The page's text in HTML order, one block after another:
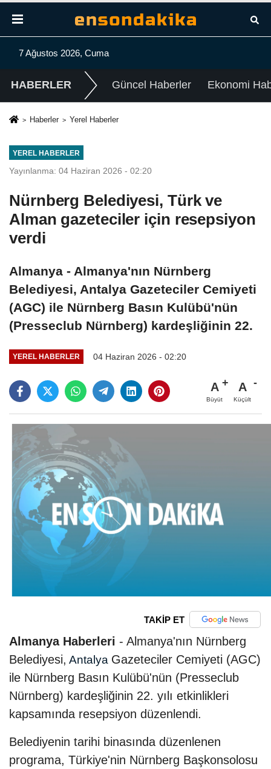
7 Ağustos 2026, Cuma
HABERLER Güncel Haberler Ekonomi
Haberler Yerel Haberler
YEREL HABERLER
Yayınlanma: 04 Haziran 2026 - 02:20
Nürnberg Belediyesi, Türk ve
Alman gazeteciler için resepsiyon
verdi
Almanya - Almanya'nın Nürnberg
Belediyesi, Antalya Gazeteciler Cemiyeti
(AGC) ile Nürnberg Basın Kulübü'nün
(Presseclub Nürnberg) kardeşliğinin 22.
YEREL HABERLER 04 Haziran 2026 - 02:20
A
Büyüt
A
Küçült
TAKİP ET
Almanya Haberleri - Almanya'nın Nürnberg
Belediyesi, Antalya Gazeteciler Cemiyeti (AGC)
ile Nürnberg Basın Kulübü'nün (Presseclub
Nürnberg) kardeşliğinin 22. yılı etkinlikleri
kapsamında resepsiyon düzenlendi.
Belediyenin tarihi binasında düzenlenen
programa, Türkiye'nin Nürnberg Başkonsolosu